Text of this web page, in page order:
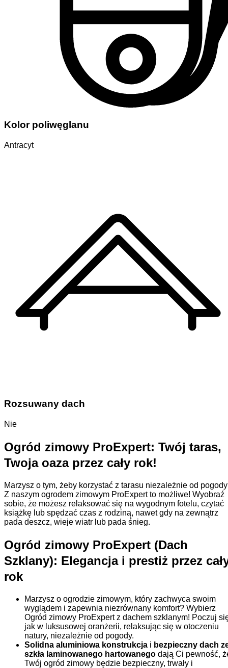
Kolor poliwęglanu
Antracyt
Rozsuwany dach
Nie
Ogród zimowy ProExpert: Twój taras,
Twoja oaza przez cały rok!
Marzysz o tym, żeby korzystać z tarasu niezależnie od
Z naszym ogrodem zimowym ProExpert to możliwe! Wyobraź
sobie, że możesz relaksować się na wygodnym fotelu, czytać
książkę lub spędzać czas z rodziną, nawet gdy na zewnątrz
pada deszcz, wieje wiatr lub pada śnieg.
Ogród zimowy ProExpert (Dach
Szklany): Elegancja i prestiż przez
rok
Marzysz o ogrodzie zimowym, który zachwyca swoim
wyglądem i zapewnia niezrównany komfort? Wybierz
Ogród zimowy ProExpert z dachem szklanym! Poczuj
jak w luksusowej oranżerii, relaksując się w otoczeniu
natury, niezależnie od pogody.
Solidna aluminiowa konstrukcja i bezpieczny dach
szkła laminowanego hartowanego dają Ci pewność,
Twój ogród zimowy będzie bezpieczny, trwały i